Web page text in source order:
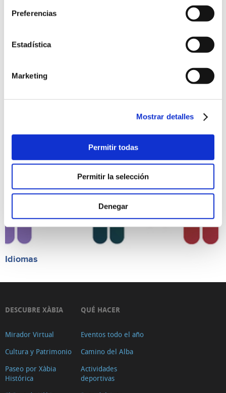
Preferencias
Estadística
Marketing
Mostrar detalles
Permitir todas
Permitir la selección
Denegar
Idiomas
DESCUBRE XÀBIA
Mirador Virtual
Cultura y Patrimonio
Paseo por Xàbia
Histórica
QUÉ HACER
Eventos todo el año
Camino del Alba
Actividades
deportivas